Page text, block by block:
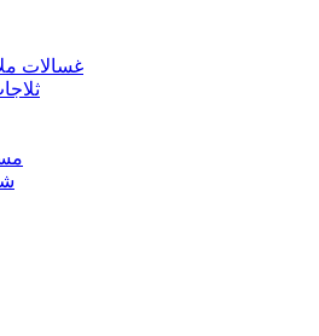
غسالات